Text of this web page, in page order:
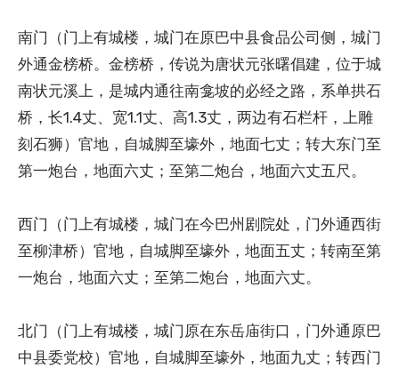
南门（门上有城楼，城门在原巴中县食品公司侧，城门
外通金榜桥。金榜桥，传说为唐状元张曙倡建，位于城
南状元溪上，是城内通往南龛坡的必经之路，系单拱石
桥，长1.4丈、宽1.1丈、高1.3丈，两边有石栏杆，上雕
刻石狮）官地，自城脚至壕外，地面七丈；转大东门至
第一炮台，地面六丈；至第二炮台，地面六丈五尺。
西门（门上有城楼，城门在今巴州剧院处，门外通西街
至柳津桥）官地，自城脚至壕外，地面五丈；转南至第
一炮台，地面六丈；至第二炮台，地面六丈。
北门（门上有城楼，城门原在东岳庙街口，门外通原巴
中县委党校）官地，自城脚至壕外，地面九丈；转西门